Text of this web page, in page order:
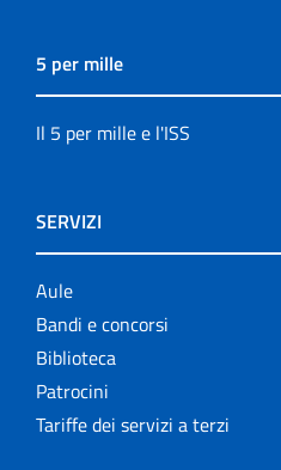
5 per mille
Il 5 per mille e l'ISS
SERVIZI
Aule
Bandi e concorsi
Biblioteca
Patrocini
Tariffe dei servizi a terzi